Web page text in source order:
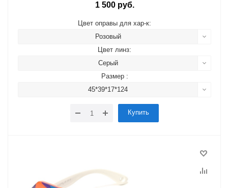
1 500 руб.
Цвет оправы для хар-к:
Розовый
Цвет линз:
Серый
Размер :
45*39*17*124
Купить